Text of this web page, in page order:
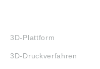
3D-Plattform
3D-Druckverfahren